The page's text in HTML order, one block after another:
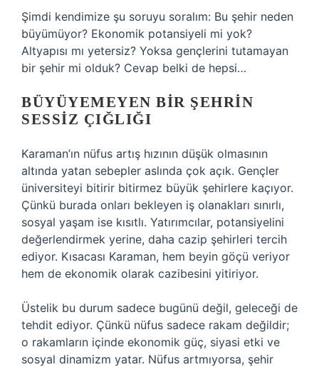
Şimdi kendimize şu soruyu soralım: Bu şehir neden
büyümüyor? Ekonomik potansiyeli mi yok?
Altyapısı mı yetersiz? Yoksa gençlerini tutamayan
bir şehir mi olduk? Cevap belki de hepsi…
BÜYÜYEMEYEN BIR ŞEHRIN
SESSIZ ÇIĞLIĞI
Karaman’ın nüfus artış hızının düşük olmasının
altında yatan sebepler aslında çok açık. Gençler
üniversiteyi bitirir bitirmez büyük şehirlere kaçıyor.
Çünkü burada onları bekleyen iş olanakları sınırlı,
sosyal yaşam ise kısıtlı. Yatırımcılar, potansiyelini
değerlendirmek yerine, daha cazip şehirleri tercih
ediyor. Kısacası Karaman, hem beyin göçü veriyor
hem de ekonomik olarak cazibesini yitiriyor.
Üstelik bu durum sadece bugünü değil, geleceği de
tehdit ediyor. Çünkü nüfus sadece rakam değildir;
o rakamların içinde ekonomik güç, siyasi etki ve
sosyal dinamizm yatar. Nüfus artmıyorsa, şehir